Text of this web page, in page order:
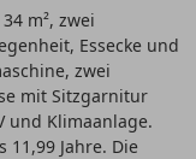
m², zwei
Essecke und
zwei
mit Sitzgarnitur
und Klimaanlage.
Jahre. Die